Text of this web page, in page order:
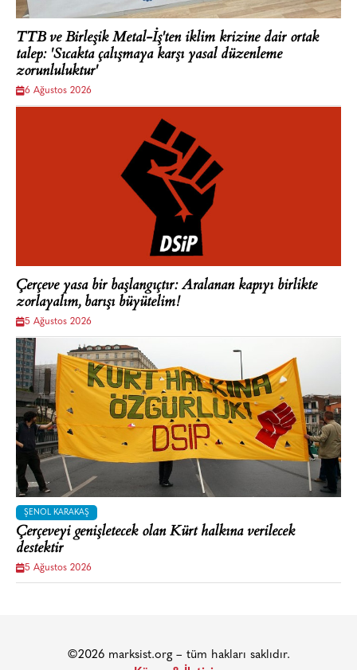
TTB ve Birleşik Metal-İş'ten iklim krizine dair ortak
talep: 'Sıcakta çalışmaya karşı yasal düzenleme
zorunluluktur'
6 Ağustos 2026
Çerçeve yasa bir başlangıçtır: Aralanan kapıyı birlikte
zorlayalım, barışı büyütelim!
5 Ağustos 2026
ŞENOL KARAKAŞ
Çerçeveyi genişletecek olan Kürt halkına verilecek
destektir
5 Ağustos 2026
©2026 marksist.org – tüm hakları saklıdır.